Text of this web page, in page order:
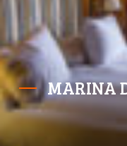
MARINA